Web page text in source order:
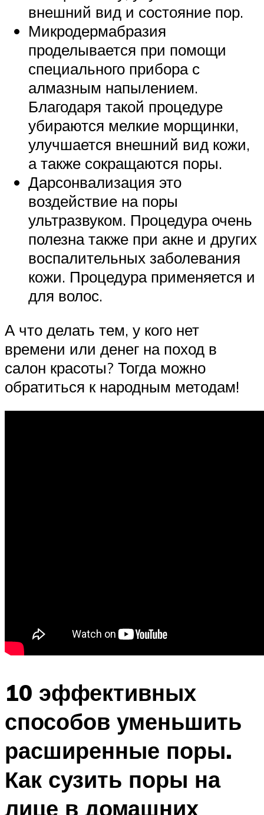
внешний вид и состояние пор.
Микродермабразия
проделывается при помощи
специального прибора с
алмазным напылением.
Благодаря такой процедуре
убираются мелкие морщинки,
улучшается внешний вид кожи,
а также сокращаются поры.
Дарсонвализация это
воздействие на поры
ультразвуком. Процедура очень
полезна также при акне и других
воспалительных заболевания
кожи. Процедура применяется и
для волос.
А что делать тем, у кого нет
времени или денег на поход в
салон красоты? Тогда можно
обратиться к народным методам!
10 эффективных
способов уменьшить
расширенные поры.
Как сузить поры на
лице в домашних